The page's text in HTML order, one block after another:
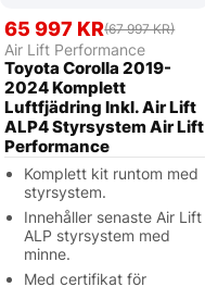
65 997 KR(67 997 KR)
Air Lift Performance
Toyota Corolla 2019-
2024 Komplett
Luftfjädring Inkl. Air Lift
ALP4 Styrsystem Air Lift
Performance
Komplett kit runtom med
styrsystem.
Innehåller senaste Air Lift
ALP styrsystem med
minne.
Med certifikat för